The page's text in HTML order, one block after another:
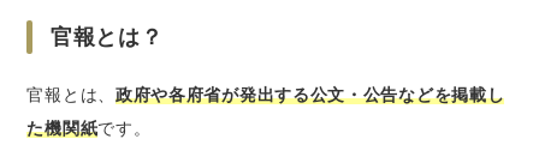
官報とは？
官報とは、 政府や各府省が発出する公文・公告などを掲載し
た機関紙です。